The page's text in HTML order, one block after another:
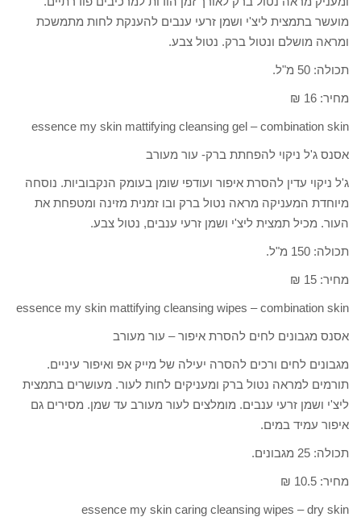
מועשר בתמצית ליצ'י ושמן זרעי ענבים להענקת לחות מתמשכת
ומראה מושלם ונטול ברק. נטול צבע.
תכולה: 50 מ"ל.
מחיר: 16 ₪
essence my skin mattifying cleansing gel – combination skin
אסנס ג'ל ניקוי להפחתת ברק- עור מעורב
ג'ל ניקוי עדין להסרת איפור ועודפי שומן בעומק הנקבוביות. נוסחה
מיוחדת המעניקה מראה נטול ברק ובו זמנית מזינה ומטפחת את
העור. מכיל תמצית ליצ'י ושמן זרעי ענבים, נטול צבע.
תכולה: 150 מ"ל.
מחיר: 15 ₪
essence my skin mattifying cleansing wipes – combination skin
אסנס מגבונים לחים להסרת איפור – עור מעורב
מגבונים לחים ורכים להסרה יעילה של מייק אפ ואיפור עיניים.
תורמים למראה נטול ברק ומעניקים לחות לעור. מעושרים בתמצית
ליצ'י ושמן זרעי ענבים. מומלצים לעור מעורב עד שמן. מסירים גם
איפור עמיד במים.
תכולה: 25 מגבונים.
מחיר: 10.5 ₪
essence my skin caring cleansing wipes – dry skin